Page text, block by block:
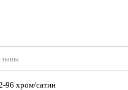
96 хром/сатин